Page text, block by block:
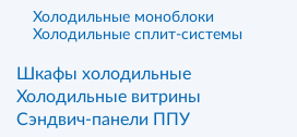
Холодильные моноблоки
Холодильные сплит-системы
Шкафы холодильные
Холодильные витрины
Сэндвич-панели ППУ